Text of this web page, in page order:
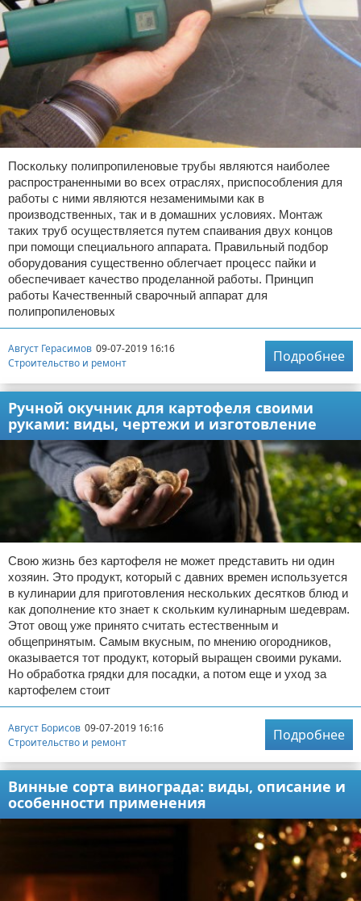
Поскольку полипропиленовые трубы являются наиболее
распространенными во всех отраслях, приспособления для
работы с ними являются незаменимыми как в
производственных, так и в домашних условиях. Монтаж
таких труб осуществляется путем спаивания двух концов
при помощи специального аппарата. Правильный подбор
оборудования существенно облегчает процесс пайки и
обеспечивает качество проделанной работы. Принцип
работы Качественный сварочный аппарат для
полипропиленовых
Август Герасимов 09-07-2019 16:16
Строительство и ремонт
Подробнее
Ручной окучник для картофеля своими
руками: виды, чертежи и изготовление
Свою жизнь без картофеля не может представить ни один
хозяин. Это продукт, который с давних времен используется
в кулинарии для приготовления нескольких десятков блюд и
как дополнение кто знает к скольким кулинарным шедеврам.
Этот овощ уже принято считать естественным и
общепринятым. Самым вкусным, по мнению огородников,
оказывается тот продукт, который выращен своими руками.
Но обработка грядки для посадки, а потом еще и уход за
картофелем стоит
Август Борисов 09-07-2019 16:16
Строительство и ремонт
Подробнее
Винные сорта винограда: виды, описание и
особенности применения